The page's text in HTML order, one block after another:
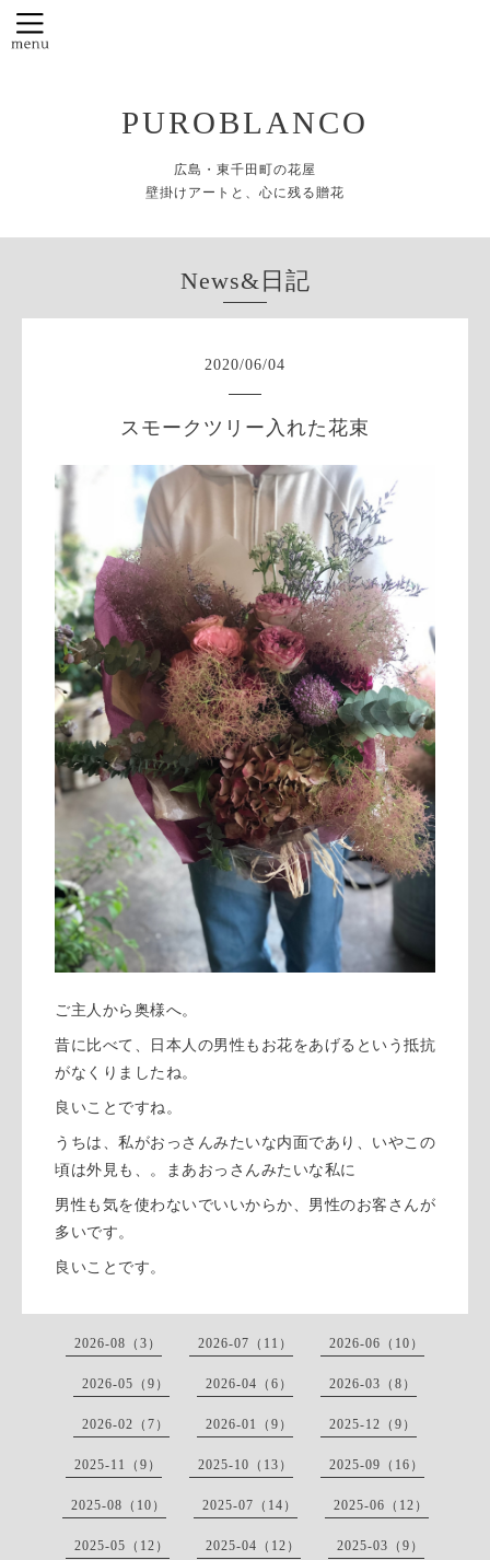
PUROBLANCO
広島・東千田町の花屋
壁掛けアートと、心に残る贈花
News&日記
2020/06/04
スモークツリー入れた花束
ご主人から奥様へ。
昔に比べて、日本人の男性もお花をあげるという抵抗
がなくりましたね。
良いことですね。
うちは、私がおっさんみたいな内面であり、いやこの
頃は外見も、。まあおっさんみたいな私に
男性も気を使わないでいいからか、男性のお客さんが
多いです。
良いことです。
2026-08（3） 2026-07（11） 2026-06（10）
2026-05（9） 2026-04（6） 2026-03（8）
2026-02（7） 2026-01（9） 2025-12（9）
2025-11（9） 2025-10（13） 2025-09（16）
2025-08（10） 2025-07（14） 2025-06（12）
2025-05（12） 2025-04（12） 2025-03（9）